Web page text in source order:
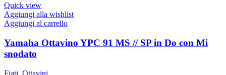
era:
2.300,00 €.
Quick view
Aggiungi alla wishlist
Aggiungi al carrello
Yamaha Ottavino YPC 91 MS // SP in Do con Mi
snodato
Fiati Ottavini